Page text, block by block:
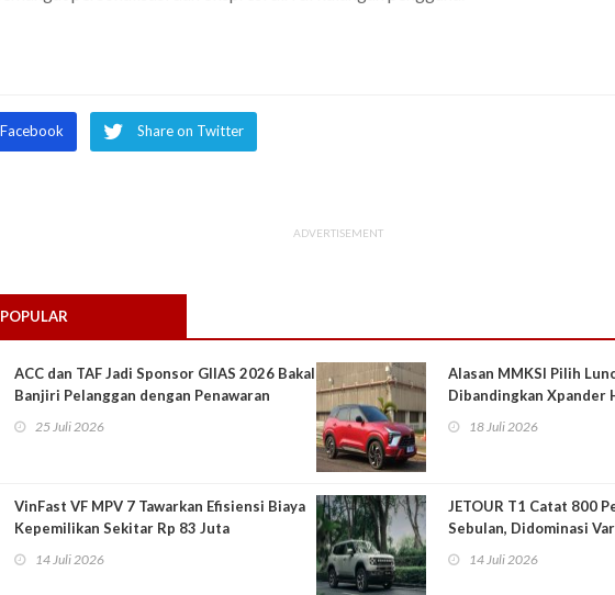
Share on Twitter
ADVERTISEMENT
POPULAR
ACC dan TAF Jadi Sponsor GIIAS 2026 Bakal
Banjiri Pelanggan dengan Penawaran
25 Juli 2026
Alasan MMKSI Pilih
Dibandingkan Xpander
18 Juli 2026
VinFast VF MPV 7 Tawarkan Efisiensi Biaya
Kepemilikan Sekitar Rp 83 Juta
14 Juli 2026
JETOUR T1 Catat 800
Sebulan, Didominasi
14 Juli 2026